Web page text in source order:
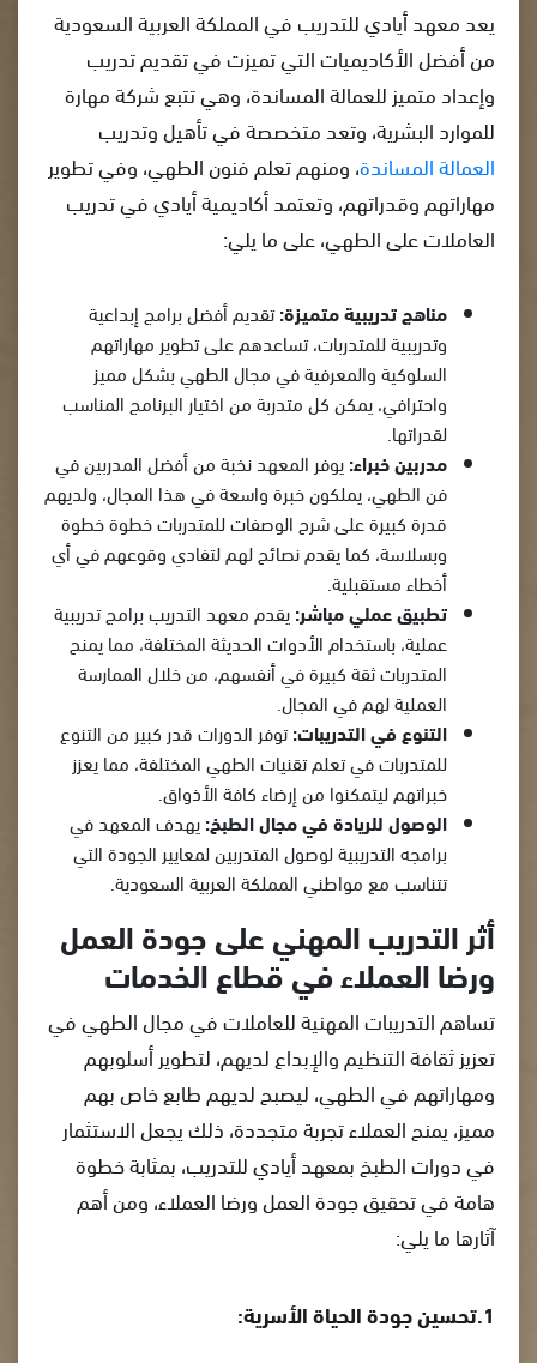
يعد معهد أيادي للتدريب في المملكة العربية السعودية
من أفضل الأكاديميات التي تميزت في تقديم تدريب
وإعداد متميز للعمالة المساندة، وهي تتبع شركة مهارة
للموارد البشرية، وتعد متخصصة في تأهيل وتدريب
العمالة المساندة، ومنهم تعلم فنون الطهي، وفي تطوير
مهاراتهم وقدراتهم، وتعتمد أكاديمية أيادي في تدريب
العاملات على الطهي، على ما يلي:
مناهج تدريبية متميزة:تقديم أفضل برامج إبداعية
وتدريبية للمتدربات، تساعدهم على تطوير مهاراتهم
السلوكية والمعرفية في مجال الطهي بشكل مميز
واحترافي، يمكن كل متدربة من اختيار البرنامج المناسب
لقدراتها.
مدربين خبراء:يوفر المعهد نخبة من أفضل المدربين في
فن الطهي، يملكون خبرة واسعة في هذا المجال، ولديهم
قدرة كبيرة على شرح الوصفات للمتدربات خطوة خطوة
وبسلاسة، كما يقدم نصائح لهم لتفادي وقوعهم في أي
أخطاء مستقبلية.
تطبيق عملي مباشر:يقدم معهد التدريب برامج تدريبية
عملية، باستخدام الأدوات الحديثة المختلفة، مما يمنح
المتدربات ثقة كبيرة في أنفسهم، من خلال الممارسة
العملية لهم في المجال.
التنوع في التدريبات:توفر الدورات قدر كبير من التنوع
للمتدربات في تعلم تقنيات الطهي المختلفة، مما يعزز
خبراتهم ليتمكنوا من إرضاء كافة الأذواق.
الوصول للريادة في مجال الطبخ:يهدف المعهد في
برامجه التدريبية لوصول المتدربين لمعايير الجودة التي
تتناسب مع مواطني المملكة العربية السعودية.
أثر التدريب المهني على جودة العمل
ورضا العملاء في قطاع الخدمات
تساهم التدريبات المهنية للعاملات في مجال الطهي في
تعزيز ثقافة التنظيم والإبداع لديهم، لتطوير أسلوبهم
ومهاراتهم في الطهي، ليصبح لديهم طابع خاص بهم
مميز، يمنح العملاء تجربة متجددة، ذلك يجعل الاستثمار
في دورات الطبخ بمعهد أيادي للتدريب، بمثابة خطوة
هامة في تحقيق جودة العمل ورضا العملاء، ومن أهم
آثارها ما يلي:
1.تحسين جودة الحياة الأسرية: